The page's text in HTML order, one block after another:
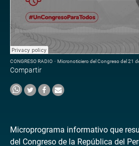
CONGRESO RADIO · Micronoticiero del Congreso del 21
Compartir
Microprograma informativo que
del Congreso de la República del